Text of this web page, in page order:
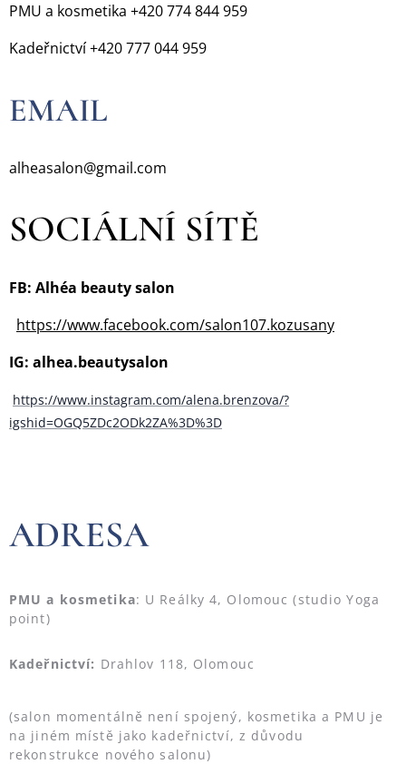
PMU a kosmetika +420 774 844 959
Kadeřnictví +420 777 044 959
EMAIL
alheasalon@gmail.com
SOCIÁLNÍ SÍTĚ
FB: Alhéa beauty salon
https://www.facebook.com/salon107.kozusany
IG: alhea.beautysalon
https://www.instagram.com/alena.brenzova/?
igshid=OGQ5ZDc2ODk2ZA%3D%3D
ADRESA
PMU a kosmetika: U Reálky 4, Olomouc (studio Yoga
point)
Kadeřnictví: Drahlov 118, Olomouc
(salon momentálně není spojený, kosmetika a PMU je
na jiném místě jako kadeřnictví, z důvodu
rekonstrukce nového salonu)